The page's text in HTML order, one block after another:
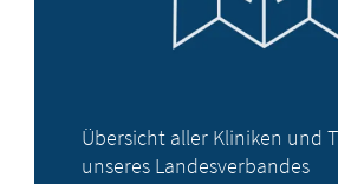
Übersicht aller Kliniken und
unseres Landesverbandes